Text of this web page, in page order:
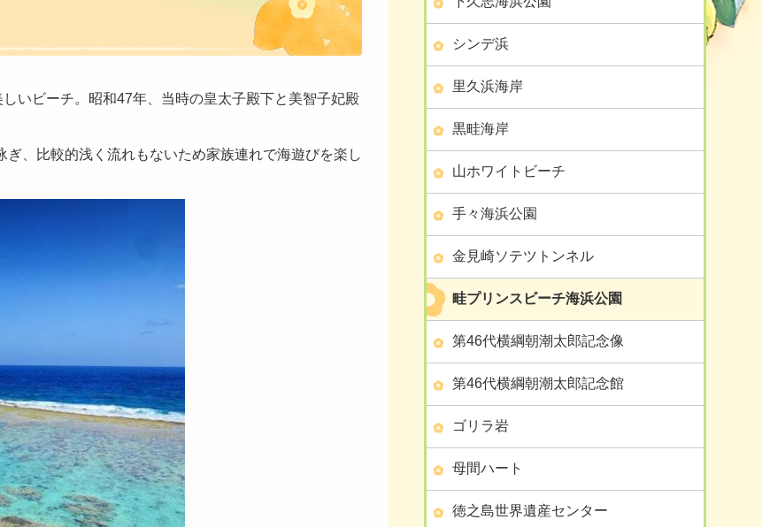
いビーチ。昭和47年、当時の皇太子殿下と美智子妃殿
、比較的浅く流れもないため家族連れで海遊びを楽し
シンデ浜
里久浜海岸
黒畦海岸
山ホワイトビーチ
手々海浜公園
金見崎ソテツトンネル
畦プリンスビーチ海浜公園
第46代横綱朝潮太郎記念像
第46代横綱朝潮太郎記念館
ゴリラ岩
母間ハート
徳之島世界遺産センター